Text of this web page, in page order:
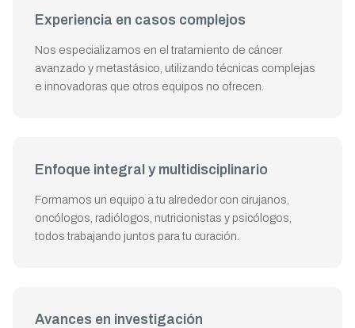
Experiencia en casos complejos
Nos especializamos en el tratamiento de cáncer
avanzado y metastásico, utilizando técnicas complejas
e innovadoras que otros equipos no ofrecen.
Enfoque integral y multidisciplinario
Formamos un equipo a tu alrededor con cirujanos,
oncólogos, radiólogos, nutricionistas y psicólogos,
todos trabajando juntos para tu curación.
Avances en investigación